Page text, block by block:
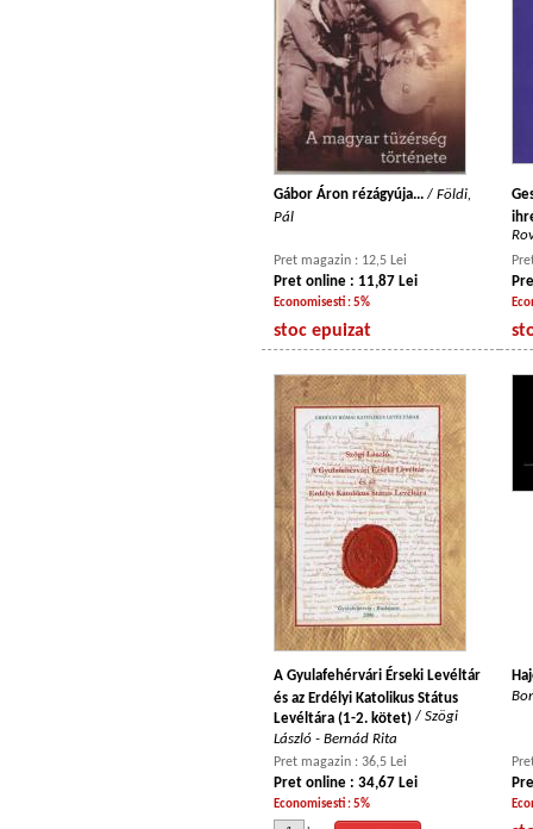
Gábor Áron rézágyúja... / Földi,
Pál
Pret magazin : 12,5 Lei
Pret online : 11,87 Lei
Economisesti : 5%
stoc epuizat
A Gyulafehérvári Érseki Levéltár
és az Erdélyi Katolikus Státus
Levéltára (1-2. kötet) / Szögi
László - Bernád Rita
Pret magazin : 36,5 Lei
Pret online : 34,67 Lei
Economisesti : 5%